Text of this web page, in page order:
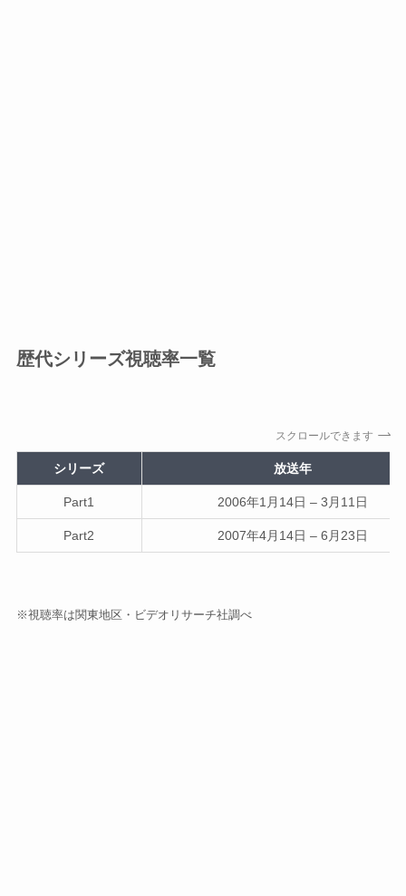
歴代シリーズ視聴率一覧
スクロールできます
シリーズ 放送年
Part1 2006年1月14日 – 3月11日
Part2 2007年4月14日 – 6月23日
※視聴率は関東地区・ビデオリサーチ社調べ